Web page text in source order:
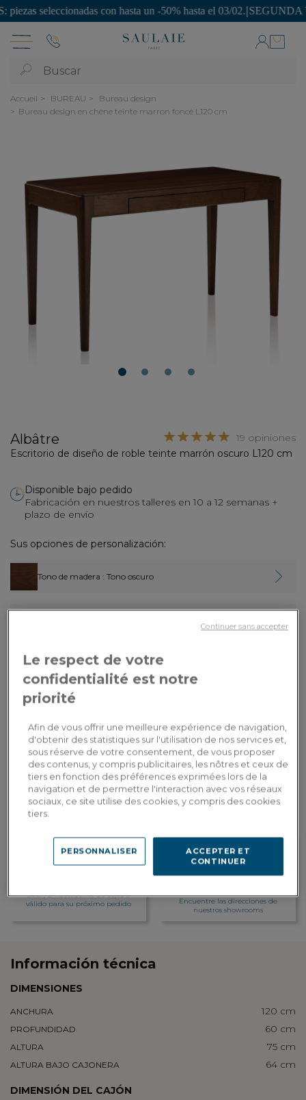
seleccionadas con hasta un -50% hasta el 03/02.|SEGUNDA VIDA:
Buscar
Accueil BUREAU
Bureau design
Bureau design en chêne teinte marron foncé L120 cm
1 2 3 4
19 opiniones
Albâtre
Escritorio de diseño de roble teinte marrón oscuro L120 cm
Disponible bajo pedido
Fabricación en nuestros talleres en 10 a 12 semanas +
plazo de envío
Sus opciones de personalización:
Tono de madera : Tono oscuro
1.530,00€
d'écopart
Por favor, proporcione el texto en
francés que desea que traduzca al
español.
Entrega a medida
Calcular mis gastos de envío por país
decir, un descuento de 30,60€
válido para su próximo pedido
Personalización en
Encuentre las direcciones de
nuestros showrooms
Información técnica
DIMENSIONES
ANCHURA 120 cm
PROFUNDIDAD 60 cm
ALTURA 75 cm
ALTURA BAJO CAJONERA 64 cm
DIMENSIÓN DEL CAJÓN
Le respect de votre
confidentialité est notre
priorité
Afin de vous offrir une meilleure expérience de navigation,
d'obtenir des statistiques sur l'utilisation de nos services et,
sous réserve de votre consentement, de vous proposer
des contenus, y compris publicitaires, les nôtres et ceux de
tiers en fonction des préférences exprimées lors de la
navigation et de permettre l'interaction avec vos réseaux
sociaux, ce site utilise des cookies, y compris des cookies
tiers.
ACCEPTER ET
CONTINUER
PERSONNALISER
Continuer sans accepter